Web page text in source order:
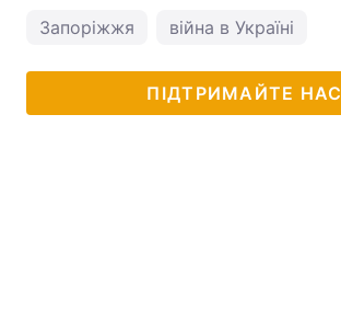
Запоріжжя війна в Україні
ПІДТРИМАЙТЕ НАС